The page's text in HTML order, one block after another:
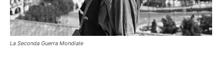
La Seconda Guerra Mondiale